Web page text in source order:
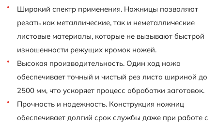
Широкий спектр применения. Ножницы позволяют
резать как металлические, так и неметаллические
листовые материалы, которые не вызывают быстрой
изношенности режущих кромок ножей.
Высокая производительность. Один ход ножа
обеспечивает точный и чистый рез листа шириной до
2500 мм, что ускоряет процесс обработки заготовок.
Прочность и надежность. Конструкция ножниц
обеспечивает долгий срок службы даже при работе с